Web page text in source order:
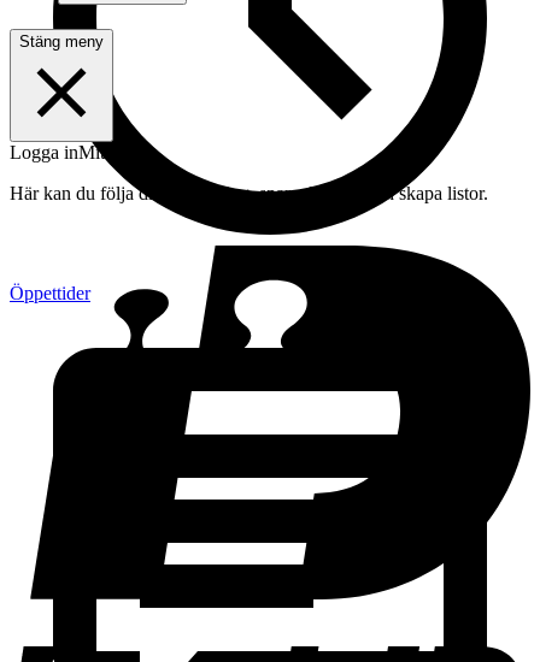
Öppettider
Stäng meny
Logga inMitt konto
Här kan du följa din beställning, spara drycker och skapa listor.